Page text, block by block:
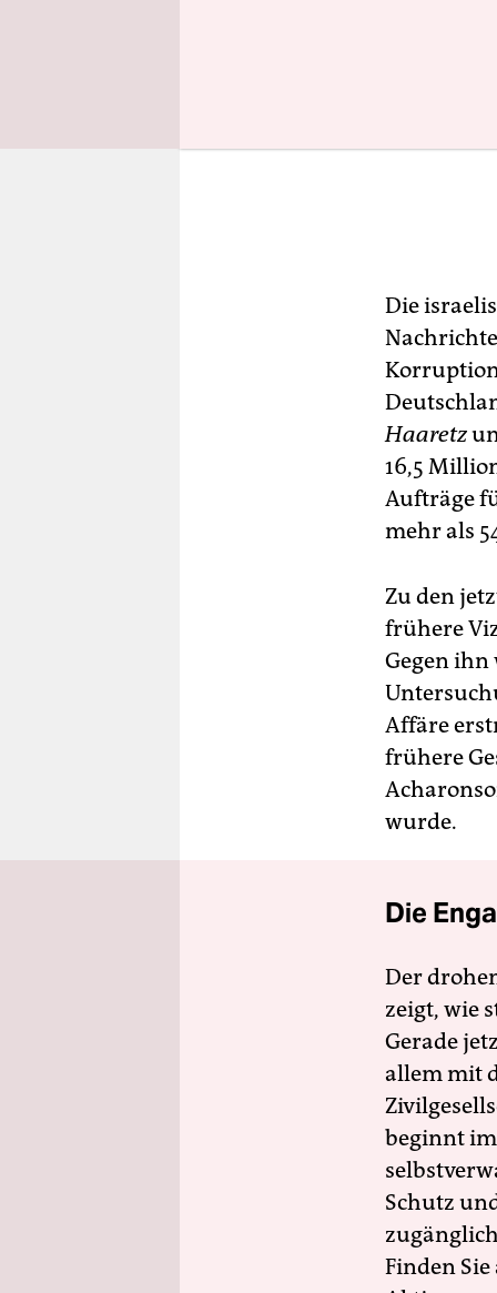
Die
Haaretz
16,5
Aufträge
mehr als
Zu den
frühere
Gegen
Affäre
frühere
wurde.
Die
Der
zeigt, wie
Gerade
allem mit
beginnt
Schutz
Finden